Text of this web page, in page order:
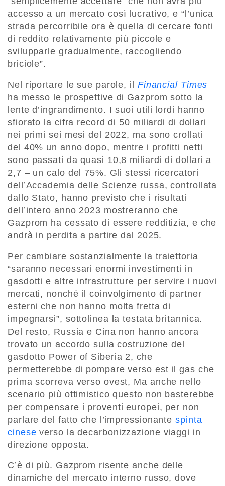
accesso a un mercato così lucrativo, e “l’unica
strada percorribile ora è quella di cercare fonti
di reddito relativamente più piccole e
svilupparle gradualmente, raccogliendo
briciole”.
Nel riportare le sue parole, il Financial Times
ha messo le prospettive di Gazprom sotto la
lente d’ingrandimento. I suoi utili lordi hanno
sfiorato la cifra record di 50 miliardi di dollari
nei primi sei mesi del 2022, ma sono crollati
del 40% un anno dopo, mentre i profitti netti
sono passati da quasi 10,8 miliardi di dollari a
2,7 – un calo del 75%. Gli stessi ricercatori
dell’Accademia delle Scienze russa, controllata
dallo Stato, hanno previsto che i risultati
dell’intero anno 2023 mostreranno che
Gazprom ha cessato di essere redditizia, e che
andrà in perdita a partire dal 2025.
Per cambiare sostanzialmente la traiettoria
“saranno necessari enormi investimenti in
gasdotti e altre infrastrutture per servire i nuovi
mercati, nonché il coinvolgimento di partner
esterni che non hanno molta fretta di
impegnarsi”, sottolinea la testata britannica.
Del resto, Russia e Cina non hanno ancora
trovato un accordo sulla costruzione del
gasdotto Power of Siberia 2, che
permetterebbe di pompare verso est il gas che
prima scorreva verso ovest, Ma anche nello
scenario più ottimistico questo non basterebbe
per compensare i proventi europei, per non
parlare del fatto che l’impressionantespinta
cinese verso la decarbonizzazione viaggi in
direzione opposta.
C’è di più. Gazprom risente anche delle
dinamiche del mercato interno russo, dove